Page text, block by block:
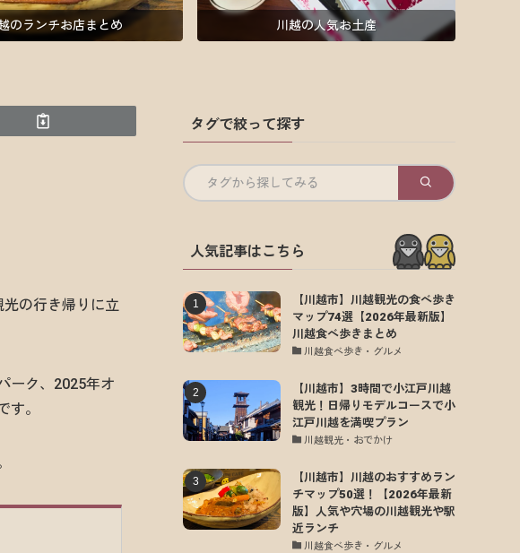
のランチお店まとめ 川越の人気お土産
の行き帰りに立
ーク、2025年オ
。
タグで絞って探す
タグから探してみる
人気記事はこちら
【川越市】川越観光の食べ歩き
マップ74選【2026年最新版】
川越食べ歩きまとめ
川越食べ歩き・グルメ
【川越市】3時間で小江戸川越
観光！日帰りモデルコースで小
江戸川越を満喫プラン
川越観光・おでかけ
【川越市】川越のおすすめラン
チマップ50選！【2026年最新
版】人気や穴場の川越観光や駅
近ランチ
川越食べ歩き・グルメ